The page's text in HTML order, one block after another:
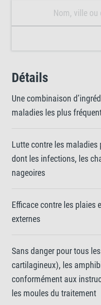
Détails
Une combinaison
maladies les plus
Lutte contre les maladies
dont les infections, les
nageoires
Efficace contre les plaies
externes
Sans danger pour tous
cartilagineux), les
conformément aux
les moules du traitement